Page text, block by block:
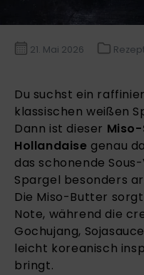
21. Mai 2026
Du suchst ein
klassischen weißen
Dann ist dieser
Hollandaise genau
das schonende
Spargel besonders
Die Miso-Butter
Note, während die
Gochujang,
leicht koreanisch
bringt.